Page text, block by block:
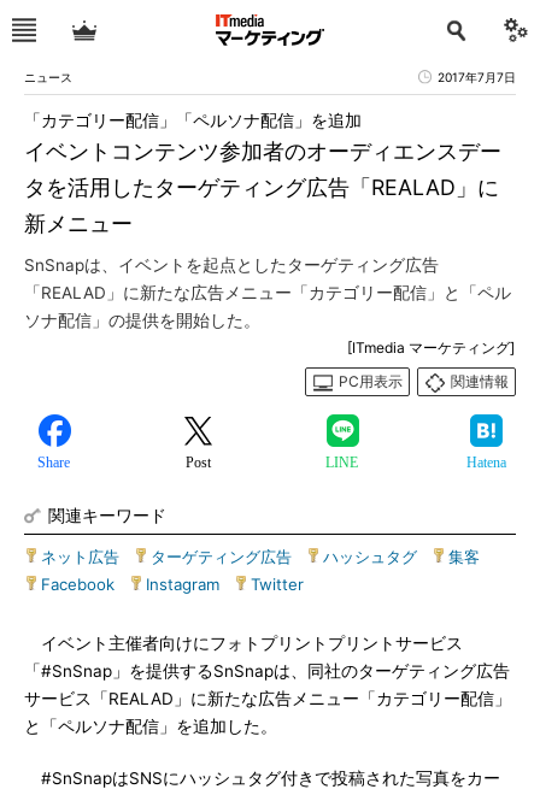
ニュース 2017年7月7日
イベントコンテンツ参加者のオーディエンスデー
タを活用したターゲティング広告「REALAD」に
新メニュー
「カテゴリー配信」「ペルソナ配信」を追加
SnSnapは、イベントを起点としたターゲティング広告
「REALAD」に新たな広告メニュー「カテゴリー配信」と「ペル
ソナ配信」の提供を開始した。
[ITmedia マーケティング]
PC用表示
関連情報
Share Post LINE Hatena
関連キーワード
ネット広告 ターゲティング広告 ハッシュタグ 集客
Facebook
Instagram Twitter
イベント主催者向けにフォトプリントプリントサービス
「#SnSnap」を提供するSnSnapは、同社のターゲティング広告
サービス「REALAD」に新たな広告メニュー「カテゴリー配信」
と「ペルソナ配信」を追加した。
#SnSnapはSNSにハッシュタグ付きで投稿された写真をカー